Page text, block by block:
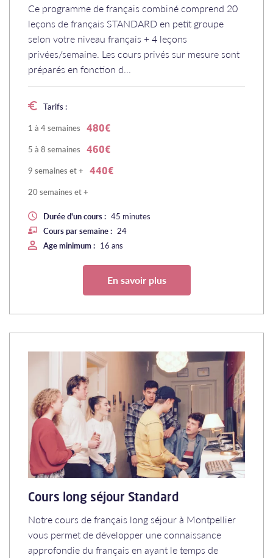
Ce programme de français combiné comprend 20
leçons de français STANDARD en petit groupe
selon votre niveau français + 4 leçons
privées/semaine. Les cours privés sur mesure sont
préparés en fonction d...
Tarifs :
1 à 4 semaines 480€
5 à 8 semaines 460€
9 semaines et + 440€
20 semaines et +
Durée d'un cours : 45 minutes
Cours par semaine : 24
Age minimum : 16 ans
En savoir plus
Cours long séjour Standard
Notre cours de français long séjour à Montpellier
vous permet de développer une connaissance
approfondie du français en ayant le temps de